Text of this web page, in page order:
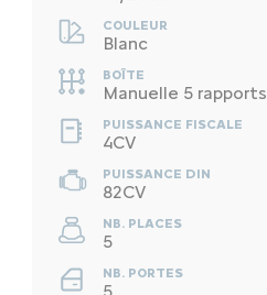
COULEUR
Blanc
BOÎTE
Manuelle 5 rapports
PUISSANCE FISCALE
4CV
PUISSANCE DIN
82CV
NB. PLACES
5
NB. PORTES